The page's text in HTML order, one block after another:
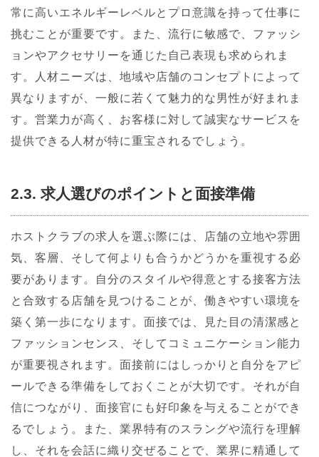
常に高いエネルギーレベルとプロ意識を持って仕事に
挑むことが重要です。また、流行に敏感で、ファッシ
ョンやアクセサリーを通じた自己表現も求められま
す。人材ニーズは、地域や店舗のコンセプトによって
異なりますが、一般に若くて魅力的な男性が好まれま
す。営業力が高く、お客様に対して誠実なサービスを
提供できる人材が特に重宝されるでしょう。
2.3. 求人選びのポイントと面接準備
ホストクラブの求人を選ぶ際には、店舗の立地や雰囲
気、客層、そして何よりも合うかどうかを重視する必
要があります。自分のスタイルや得意とする接客方法
と合致する店舗を見つけることが、働きやすい環境を
築く第一歩になります。面接では、見た目の清潔感と
ファッションセンス、そしてコミュニケーション能力
が重要視されます。面接前にはしっかりと自分をアピ
ールできる準備をしておくことが大切です。それが自
信につながり、面接官にも好印象を与えることができ
るでしょう。また、業界特有のスラングや流行を理解
し、それを会話に織り交ぜることで、業界に精通して